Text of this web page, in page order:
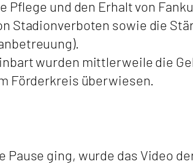
Pflege und den Erhalt von
Stadionverboten sowie die
wurden mittlerweile die
Förderkreis überwiesen.
Pause ging, wurde das Video